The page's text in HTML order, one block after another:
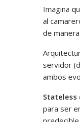
Imagina
al
de
servidor
ambos
Stateless
para ser